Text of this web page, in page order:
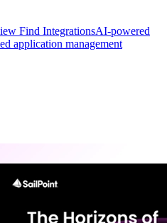
Find IntegrationsAI-powered
application management